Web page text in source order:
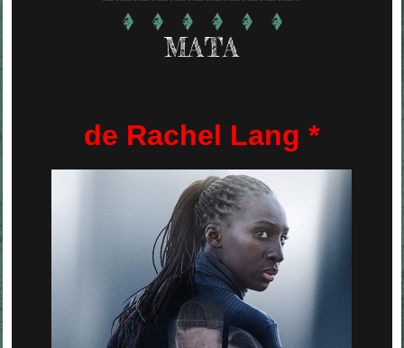
MATA
de Rachel Lang *